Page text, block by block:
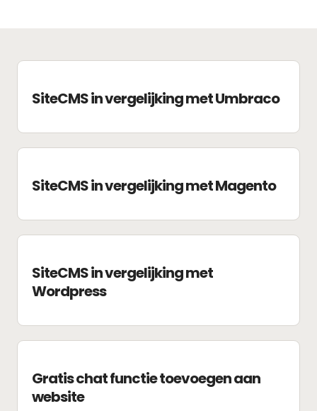
SiteCMS in vergelijking met Umbraco
SiteCMS in vergelijking met Magento
SiteCMS in vergelijking met
Wordpress
Gratis chat functie toevoegen aan
website